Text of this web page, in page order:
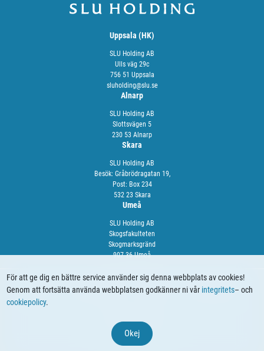
Uppsala (HK)
SLU Holding AB
Ulls väg 29c
756 51 Uppsala
sluholding@slu.se
Alnarp
SLU Holding AB
Slottsvägen 5
230 53 Alnarp
Skara
SLU Holding AB
Besök: Gråbrödragatan 19,
Post: Box 234
532 23 Skara
Umeå
SLU Holding AB
Skogsfakulteten
Skogmarksgränd
907 36 Umeå
OM OSS VÅRA TJÄNSTER NYHETER KALENDARIUM
© 2024 SLU Holding
Webbproduktion
För att ge dig en bättre service använder sig denna webbplats av cookies!
Genom att fortsätta använda webbplatsen godkänner ni vår integritets– och
cookiepolicy.
Okej